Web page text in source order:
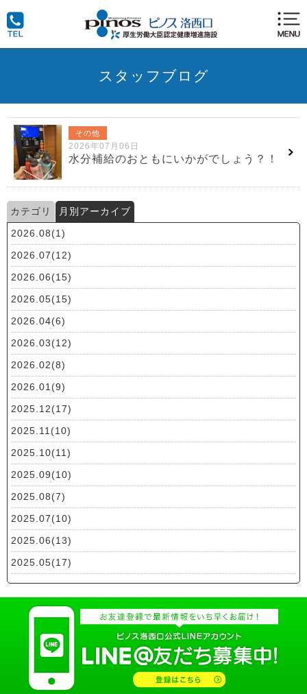
スタッフブログ
その他
2026年07月06日
水分補給のおともにいかがでしょう？！
カテゴリ
月別アーカイブ
2026.08(1)
2026.07(12)
2026.06(15)
2026.05(15)
2026.04(6)
2026.03(12)
2026.02(8)
2026.01(9)
2025.12(17)
2025.11(10)
2025.10(11)
2025.09(10)
2025.08(7)
2025.07(10)
2025.06(13)
2025.05(17)
2025.04(19)
2025.03(10)
2025.01(14)
2024.12(14)